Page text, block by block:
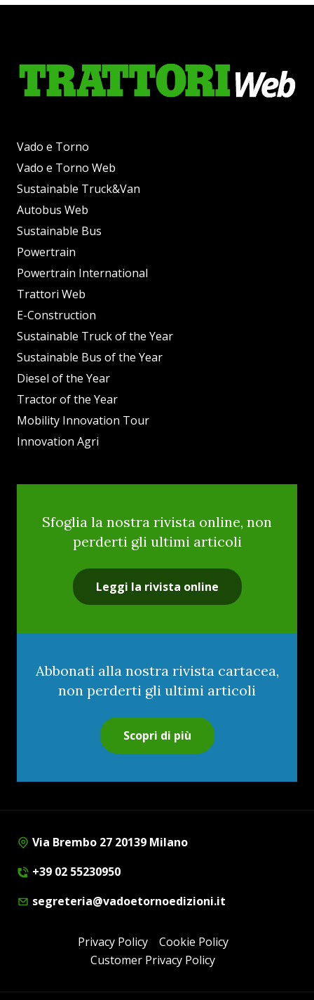
Vado e Torno
Vado e Torno Web
Sustainable Truck&Van
Autobus Web
Sustainable Bus
Powertrain
Powertrain International
Trattori Web
E-Construction
Sustainable Truck of the Year
Sustainable Bus of the Year
Diesel of the Year
Tractor of the Year
Mobility Innovation Tour
Innovation Agri
Sfoglia la nostra rivista online, non
perderti gli ultimi articoli
Leggi la rivista online
Abbonati alla nostra rivista cartacea,
non perderti gli ultimi articoli
Scopri di più
Via Brembo 27 20139 Milano
+39 02 55230950
segreteria@vadoetornoedizioni.it
Privacy Policy
Cookie Policy
Customer Privacy Policy